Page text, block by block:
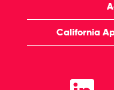
California
O